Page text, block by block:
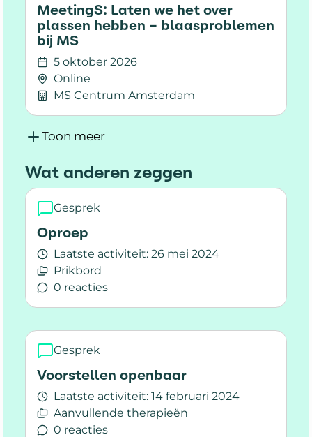
MeetingS: Laten we het over
plassen hebben – blaasproblemen
bij MS
5 oktober 2026
Online
MS Centrum Amsterdam
Lees meer over MeetingS: Laten we het over
Toon meer
Wat anderen zeggen
Gesprek
Oproep
Laatste activiteit: 26 mei 2024
Prikbord
0 reacties
Lees meer over Oproep
Gesprek
Voorstellen openbaar
Laatste activiteit: 14 februari 2024
Aanvullende therapieën
0 reacties